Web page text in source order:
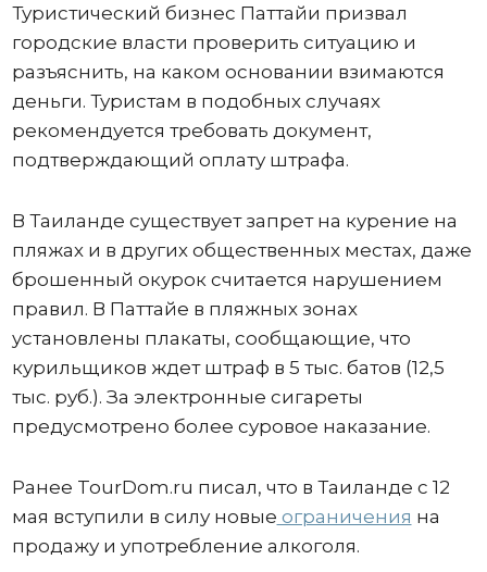
Туристический бизнес Паттайи призвал
городские власти проверить ситуацию и
разъяснить, на каком основании взимаются
деньги. Туристам в подобных случаях
рекомендуется требовать документ,
подтверждающий оплату штрафа.
В Таиланде существует запрет на курение на
пляжах и в других общественных местах, даже
брошенный окурок считается нарушением
правил. В Паттайе в пляжных зонах
установлены плакаты, сообщающие, что
курильщиков ждет штраф в 5 тыс. батов (12,5
тыс. руб.). За электронные сигареты
предусмотрено более суровое наказание.
Ранее TourDom.ru писал, что в Таиланде с 12
мая вступили в силу новые ограничения на
продажу и употребление алкоголя.